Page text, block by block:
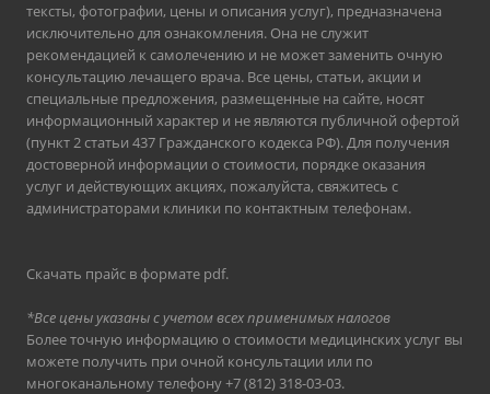
тексты, фотографии, цены и описания услуг), предназначена
исключительно для ознакомления. Она не служит
рекомендацией к самолечению и не может заменить очную
консультацию лечащего врача. Все цены, статьи, акции и
специальные предложения, размещенные на сайте, носят
информационный характер и не являются публичной офертой
(пункт 2 статьи 437 Гражданского кодекса РФ). Для получения
достоверной информации о стоимости, порядке оказания
услуг и действующих акциях, пожалуйста, свяжитесь с
администраторами клиники по контактным телефонам.
Скачать прайс в формате pdf.
*Все цены указаны с учетом всех применимых налогов
Более точную информацию о стоимости медицинских услуг вы
можете получить при очной консультации или по
многоканальному телефону+7 (812) 318-03-03.